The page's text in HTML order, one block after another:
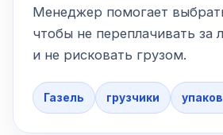
Менеджер помогает
чтобы не переплачивать за
и не рисковать грузом.
Газель грузчики